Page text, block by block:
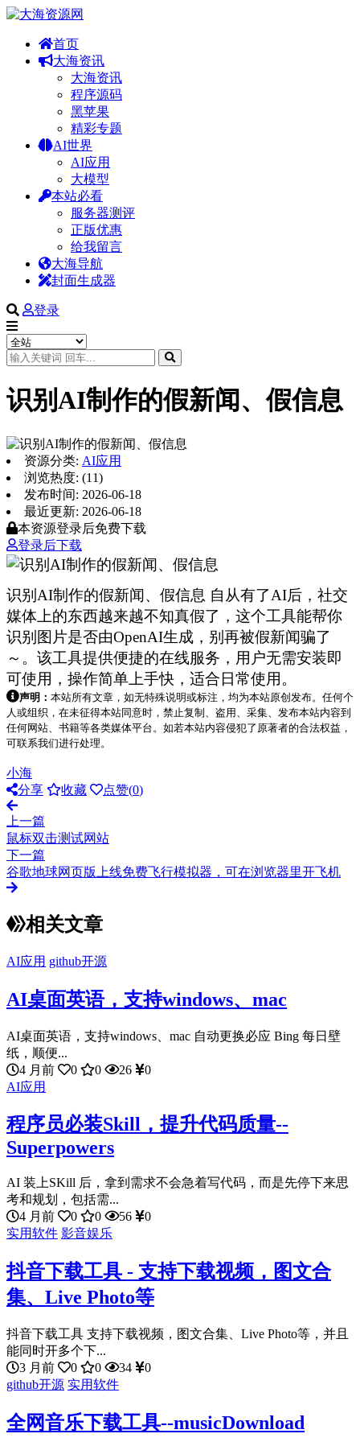
首页
大海资讯
大海资讯
程序源码
黑苹果
精彩专题
AI世界
AI应用
大模型
本站必看
服务器测评
正版优惠
给我留言
大海导航
封面生成器
登录
识别AI制作的假新闻、假信息
资源分类: AI应用
浏览热度: (11)
发布时间: 2026-06-18
最近更新: 2026-06-18
本资源登录后免费下载
登录后下载
识别AI制作的假新闻、假信息 自从有了AI后，社交
媒体上的东西越来越不知真假了，这个工具能帮你
识别图片是否由OpenAI生成，别再被假新闻骗了
～。该工具提供便捷的在线服务，用户无需安装即
可使用，操作简单上手快，适合日常使用。
声明： 本站所有文章，如无特殊说明或标注，均为本站原创发布。任何个
人或组织，在未征得本站同意时，禁止复制、盗用、采集、发布本站内容到
任何网站、书籍等各类媒体平台。如若本站内容侵犯了原著者的合法权益，
可联系我们进行处理。
小海
分享
收藏 点赞(0)
上一篇
鼠标双击测试网站
下一篇
谷歌地球网页版上线免费飞行模拟器，可在浏览器里开飞机
相关文章
AI应用 github开源
AI桌面英语，支持windows、mac
AI桌面英语，支持windows、mac 自动更换必应 Bing 每日壁
纸，顺便...
4 月前
0 0 26
0
AI应用
程序员必装Skill，提升代码质量--
Superpowers
AI 装上SKill 后，拿到需求不会急着写代码，而是先停下来思
考和规划，包括需...
4 月前
0 0 56
0
实用软件 影音娱乐
抖音下载工具 - 支持下载视频，图文合
集、Live Photo等
抖音下载工具 支持下载视频，图文合集、Live Photo等，并且
能同时开多个下...
3 月前
0 0 34
0
github开源 实用软件
全网音乐下载工具--musicDownload